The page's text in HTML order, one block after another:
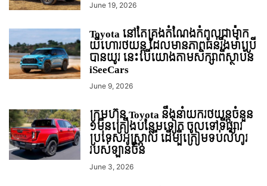
June 19, 2026
Toyota នៅតែគ្រងតំណែងកំពូលជាម៉ាក
យីហោរថយន្ដ ដែលមានភាពធន់រឹងមាំប្រើ
បានយូរ នេះបើយោងតាមសិក្សាពីស្ថាប័ន
iSeeCars
June 9, 2026
ក្រុមហ៊ុន Toyota នឹងនាំយករថយន្តចំនួន
១មុឺនគ្រឿងបន្ថែមទៀត ចូលទៅទីផ្សារ
ប្រទេសអូស្ត្រាលី ដើម្បីត្រៀមទប់លំហូរ
របស់ឡានចិន
June 3, 2026